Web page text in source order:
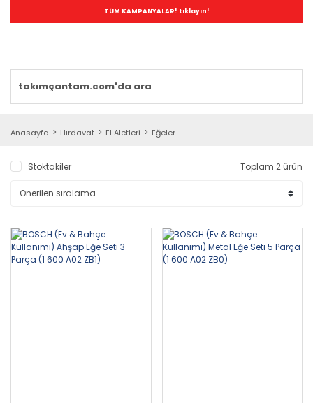
TÜM KAMPANYALAR! tıklayın!
Anasayfa Hırdavat El Aletleri Eğeler
Stoktakiler Toplam 2 ürün